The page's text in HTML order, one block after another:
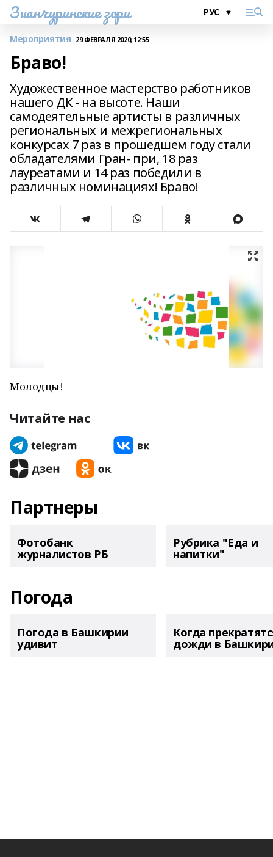
Зианчуринские зори
Мероприятия 29 ФЕВРАЛЯ 2020, 12:55
Браво!
Художественное мастерство работников
нашего ДК - на высоте. Наши
самодеятельные артисты в различных
региональных и межрегиональных
конкурсах 7 раз в прошедшем году стали
обладателями Гран- при, 18 раз
лауреатами и 14 раз победили в
различных номинациях! Браво!
Молодцы!
Читайте нас
Партнеры
Фотобанк
журналистов РБ
Рубрика "Еда и
напитки"
Погода
Погода в Башкирии
удивит
Когда
дожди в